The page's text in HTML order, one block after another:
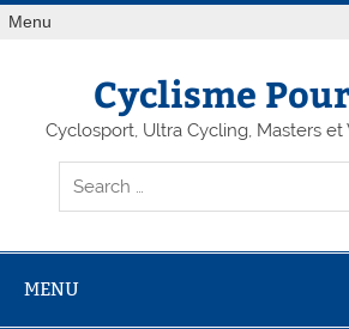
Menu
Cyclisme
Cyclosport, Ultra Cycling, Masters
MENU